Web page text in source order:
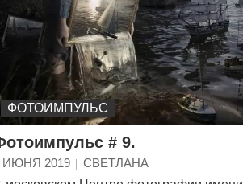
ФОТОИМПУЛЬС
# 9.
ИЮНЯ 2019
СВЕТЛАНА